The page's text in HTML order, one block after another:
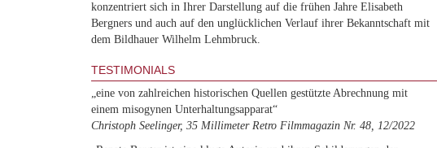
konzentriert sich in Ihrer Darstellung auf die frühen Jahre Elisabeth
Bergners und auch auf den unglücklichen Verlauf ihrer Bekanntschaft mit
dem Bildhauer Wilhelm Lehmbruck.
TESTIMONIALS
„eine von zahlreichen historischen Quellen gestützte Abrechnung mit
einem misogynen Unterhaltungsapparat“
Christoph Seelinger, 35 Millimeter Retro Filmmagazin Nr. 48, 12/2022